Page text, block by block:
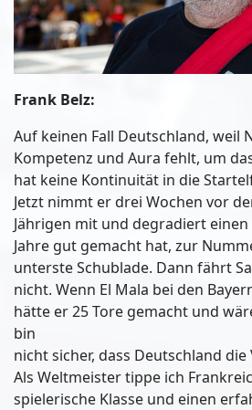
Frank Belz:
Auf keinen Fall Deutschland, weil
Kompetenz und Aura fehlt, um
hat keine Kontinuität in die
Jetzt nimmt er drei Wochen vor
Jährigen mit und degradiert einen
Jahre gut gemacht hat, zur
unterste Schublade. Dann fährt
nicht. Wenn El Mala bei den
hätte er 25 Tore gemacht und
bin
nicht sicher, dass Deutschland
Als Weltmeister tippe ich
spielerische Klasse und einen